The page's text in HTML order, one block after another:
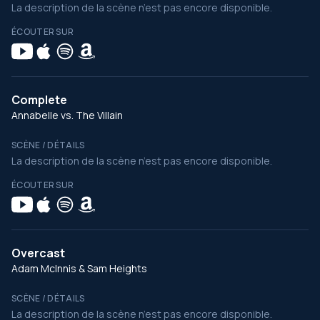
La description de la scène n’est pas encore disponible.
ÉCOUTER SUR
Complete
Annabelle vs. The Villain
SCÈNE / DÉTAILS
La description de la scène n’est pas encore disponible.
ÉCOUTER SUR
Overcast
Adam McInnis & Sam Heights
SCÈNE / DÉTAILS
La description de la scène n’est pas encore disponible.